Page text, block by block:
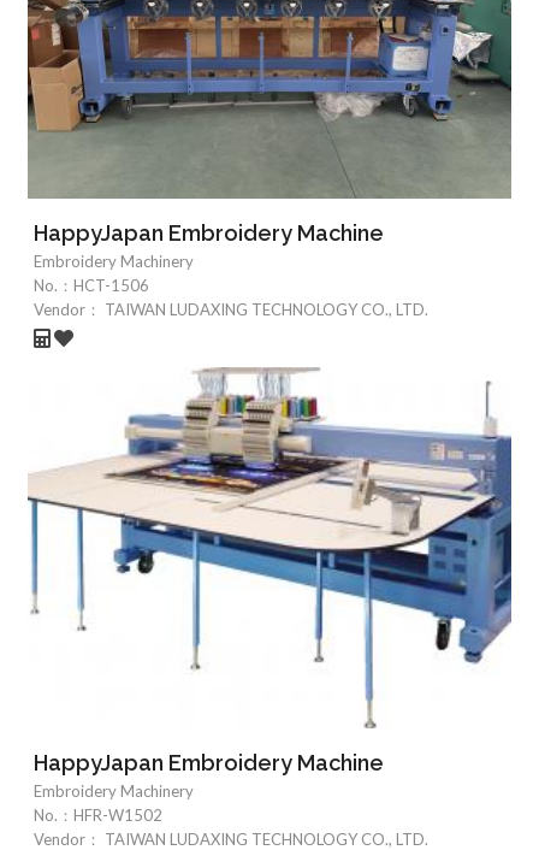
HappyJapan Embroidery Machine
Embroidery Machinery
No.： HCT-1506
Vendor：
TAIWAN LUDAXING TECHNOLOGY CO., LTD.
HappyJapan Embroidery Machine
Embroidery Machinery
No.： HFR-W1502
Vendor：
TAIWAN LUDAXING TECHNOLOGY CO., LTD.